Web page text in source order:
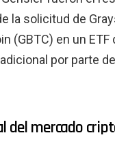
la solicitud de
(GBTC) en un ETF
por parte
del mercado